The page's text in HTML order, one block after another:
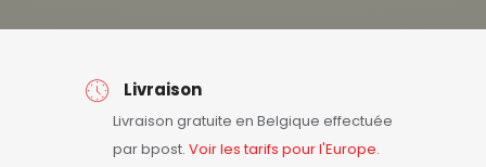
Livraison
Livraison gratuite en Belgique effectuée
par bpost. Voir les tarifs pour l'Europe.